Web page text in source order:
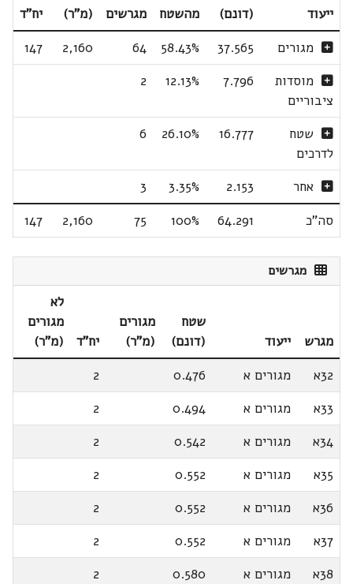
ייעוד
(דונם)
מהשטח
מגרשים
(מ"ר)
יח"ד
מגורים
37.565
58.43%
64
2,160
147
מוסדות
ציבוריים
7.796
12.13%
2
שטח
לדרכים
16.777
26.10%
6
אחר 2.153
3.35%
3
סה"כ
64.291
100%
75
2,160
147
מגרשים
מגרש ייעוד
שטח
(דונם)
מגורים
(מ"ר)
יח"ד
לא
מגורים
(מ"ר)
32א
מגורים א 0.476
2
33א
מגורים א 0.494
2
34א
מגורים א 0.542
2
35א
מגורים א 0.552
2
36א
מגורים א 0.552
2
37א
מגורים א 0.552
2
38א
מגורים א 0.580
2